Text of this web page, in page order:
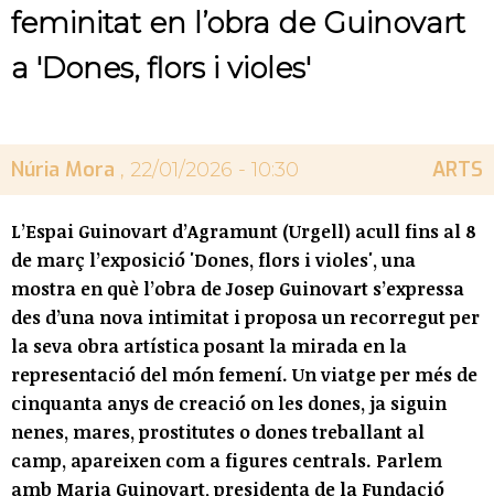
feminitat en l’obra de Guinovart
a 'Dones, flors i violes'
Núria Mora , 22/01/2026 - 10:30 ARTS
L’Espai Guinovart d’Agramunt (Urgell) acull fins al 8
de març l’exposició 'Dones, flors i violes', una
mostra en què l’obra de Josep Guinovart s’expressa
des d’una nova intimitat i proposa un recorregut per
la seva obra artística posant la mirada en la
representació del món femení. Un viatge per més de
cinquanta anys de creació on les dones, ja siguin
nenes, mares, prostitutes o dones treballant al
camp, apareixen com a figures centrals. Parlem
amb Maria Guinovart, presidenta de la Fundació